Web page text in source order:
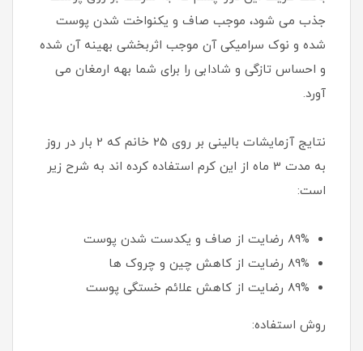
جذب می شود، موجب صاف و یکنواخت شدن پوست
شده و نوک سرامیکی آن موجب اثربخشی بهینه آن شده
و احساس تازگی و شادابی را برای شما بهه ارمغان می
آورد.
نتایج آزمایشات بالینی بر روی 25 خانم که 2 بار در روز
به مدت 3 ماه از این کرم استفاده کرده اند به شرح زیر
است:
89% رضایت از صاف و یکدست شدن پوست
89% رضایت از کاهش چین و چروک ها
89% رضایت از کاهش علائم خستگی پوست
روش استفاده: